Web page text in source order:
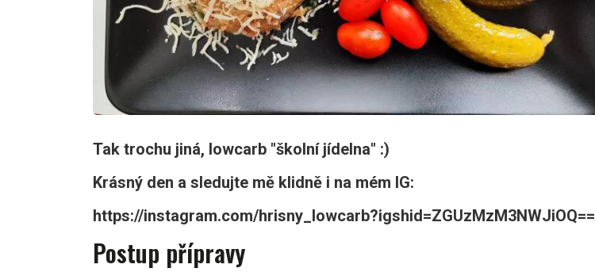
Tak trochu jiná, lowcarb "školní jídelna" :)
Krásný den a sledujte mě klidně i na mém IG:
https://instagram.com/hrisny_lowcarb?igshid=ZGUzMzM3NWJiOQ==
Postup přípravy